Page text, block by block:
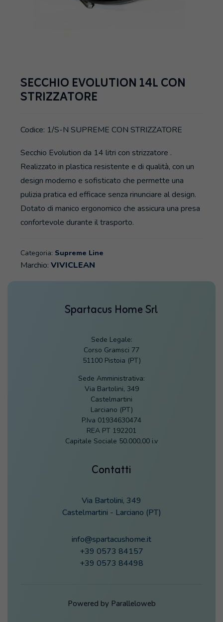
SECCHIO EVOLUTION 14L CON
STRIZZATORE
Codice: 1/S-N SUPREME CON STRIZZATORE
Secchio Evolution da 14 litri con strizzatore .
Realizzato in plastica resistente e di qualità, con un
design moderno e sofisticato che permette una
pulizia pratica ed efficace senza rinunciare al design.
Dotato di manico ergonomico che assicura una presa
confortevole durante il trasporto.
Categoria: Supreme Line
Marchio: VIVICLEAN
Spartacus Home Srl
Sede Legale:
Corso Gramsci 77
51100 Pistoia (PT)
Sede Amministrativa:
Via Bartolini, 349
Castelmartini
Larciano (PT)
P.Iva 01934630474
REA PT 192201
Capitale Sociale 50.000,00 i.v
Contatti
Via Bartolini, 349
Castelmartini - Larciano (PT)
info@spartacushome.it
+39 0573 84157
+39 0573 84498
Powered by Paralleloweb